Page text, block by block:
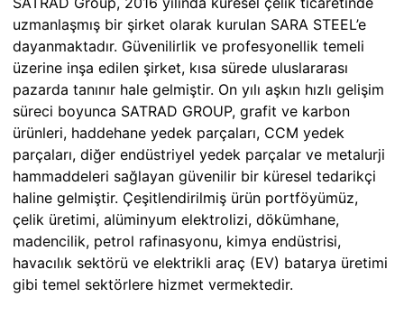
uzmanlaşmış bir şirket olarak kurulan SARA STEEL’e
dayanmaktadır. Güvenilirlik ve profesyonellik temeli
üzerine inşa edilen şirket, kısa sürede uluslararası
pazarda tanınır hale gelmiştir. On yılı aşkın hızlı gelişim
süreci boyunca SATRAD GROUP, grafit ve karbon
ürünleri, haddehane yedek parçaları, CCM yedek
parçaları, diğer endüstriyel yedek parçalar ve metalurji
hammaddeleri sağlayan güvenilir bir küresel tedarikçi
haline gelmiştir. Çeşitlendirilmiş ürün portföyümüz,
çelik üretimi, alüminyum elektrolizi, dökümhane,
madencilik, petrol rafinasyonu, kimya endüstrisi,
havacılık sektörü ve elektrikli araç (EV) batarya üretimi
gibi temel sektörlere hizmet vermektedir.